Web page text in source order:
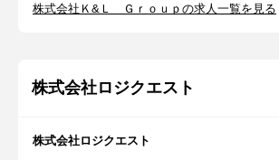
株式会社Ｋ&Ｌ Ｇｒｏｕｐの求人一覧を見る
株式会社ロジクエスト
株式会社ロジクエスト